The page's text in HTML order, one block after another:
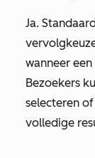
Ja.
wanneer
Bezoekers
selecteren
volledige